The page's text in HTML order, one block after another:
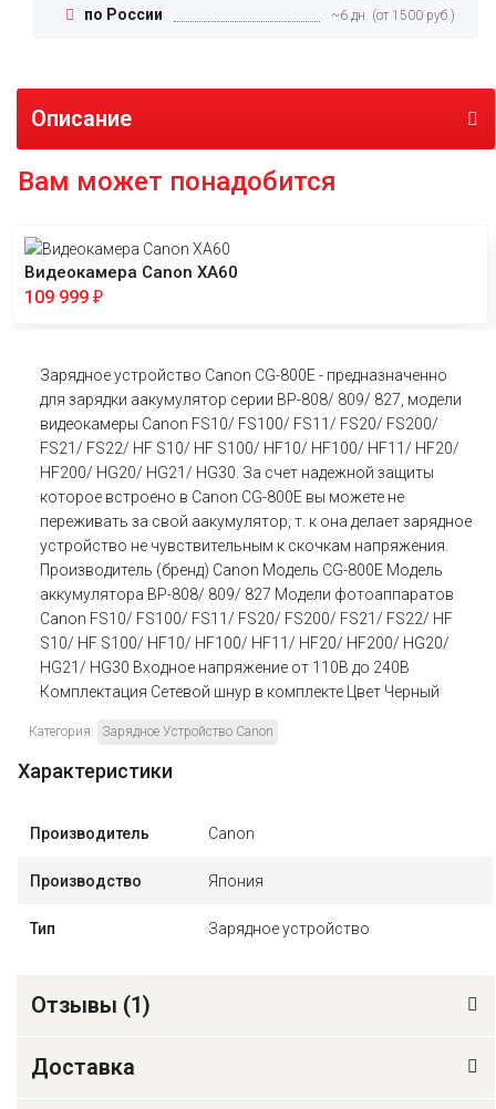
по России ~6 дн. (от 1500 руб.)
Описание
Вам может понадобится
Видеокамера Canon XA60
109 999 ₽
Зарядное устройство Canon CG-800E - предназначенно
для зарядки аакумулятор серии BP-808/ 809/ 827, модели
видеокамеры Canon FS10/ FS100/ FS11/ FS20/ FS200/
FS21/ FS22/ HF S10/ HF S100/ HF10/ HF100/ HF11/ HF20/
HF200/ HG20/ HG21/ HG30. За счет надежной защиты
которое встроено в Canon CG-800E вы можете не
переживать за свой аакумулятор, т. к она делает зарядное
устройство не чувствительным к скочкам напряжения.
Производитель (бренд) Canon Модель CG-800E Модель
аккумулятора BP-808/ 809/ 827 Модели фотоаппаратов
Canon FS10/ FS100/ FS11/ FS20/ FS200/ FS21/ FS22/ HF
S10/ HF S100/ HF10/ HF100/ HF11/ HF20/ HF200/ HG20/
HG21/ HG30 Входное напряжение от 110В до 240В
Комплектация Сетевой шнур в комплекте Цвет Черный
Категория: Зарядное Устройство Canon
Характеристики
Производитель Canon
Производство Япония
Тип Зарядное устройство
Отзывы (1)
Доставка